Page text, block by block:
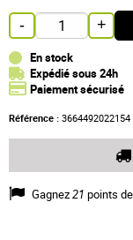
- +
En stock
Expédié sous 24h
Paiement sécurisé
Référence : 3664492022154
Gagnez21 points